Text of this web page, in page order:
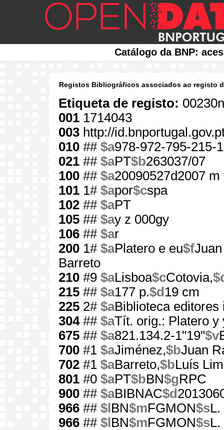
Catálogo da BNP:
Registos Bibliográficos associados ao registo
Etiqueta de registo:
001 1714043
003 http://
010 ## $a978-972-795-215-1
021 ## $aPT$b263037/07
100 ## $a20090527d2007
101 1# $apor$cspa
102 ## $aPT
105 ## $ay z 000gy
106 ## $ar
200 1# $aPlatero e eu$f
Barreto
210 #9 $aLisboa$cCotovia,
215 ## $a177 p.$d 19 cm
225 2# $aBiblioteca editores
304## $aTít. orig.: Platero y
675 ## $a821.134.2-1"19"$v
700 #1 $aJiménez,$bJuan
702 #1 $aBarreto,$bLuís
801 #0 $aPT$bBN$gRPC
900 ## $aBIBNAC$d
966 ## $l BN$mFGMON$sL.
966 ## $l BN$mFGMON$sL.